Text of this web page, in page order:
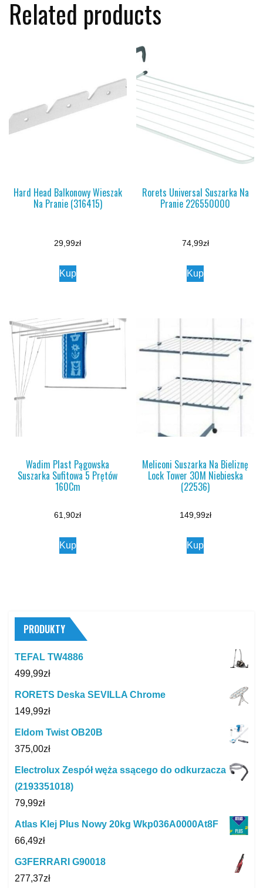
Related products
Hard Head Balkonowy Wieszak
Na Pranie (316415)
29,99zł
Kup
Rorets Universal Suszarka Na
Pranie 226550000
74,99zł
Kup
Wadim Plast Pągowska
Suszarka Sufitowa 5 Prętów
160Cm
61,90zł
Kup
Meliconi Suszarka Na Bieliznę
Lock Tower 30M Niebieska
(22536)
149,99zł
Kup
PRODUKTY
TEFAL TW4886
499,99zł
RORETS Deska SEVILLA Chrome
149,99zł
Eldom Twist OB20B
375,00zł
Electrolux Zespół węża ssącego do odkurzacza
(2193351018)
79,99zł
Atlas Klej Plus Nowy 20kg Wkp036A0000At8F
66,49zł
G3FERRARI G90018
277,37zł